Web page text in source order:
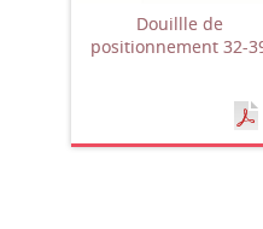
Douillle de
positionnement 32-